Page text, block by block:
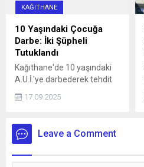
KAĞITHANE
10 Yaşındaki Çocuğa
Darbe: İki Şüpheli
Tutuklandı
Kağıthane'de 10 yaşındaki
A.U.İ.'ye darbederek tehdit
bir aracın çarpmasına neden
yaşındaki E.S. gözaltına
alındı. Şüpheliler, adliyeye
17.09.2025
Leave a Comment